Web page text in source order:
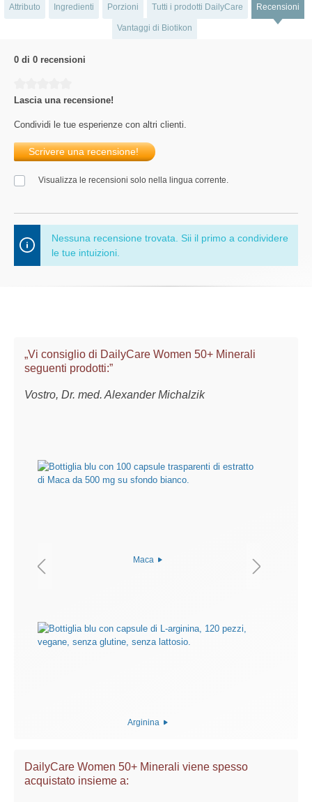
Attributo Ingredienti Porzioni Tutti i prodotti DailyCare Recensioni
Vantaggi di Biotikon
0 di 0 recensioni
Lascia una recensione!
Condividi le tue esperienze con altri clienti.
Scrivere una recensione!
Visualizza le recensioni solo nella lingua corrente.
Nessuna recensione trovata. Sii il primo a condividere
le tue intuizioni.
„Vi consiglio di DailyCare Women 50+ Minerali
seguenti prodotti:”
Vostro, Dr. med. Alexander Michalzik
Maca
Arginina
DailyCare Women 50+ Minerali viene spesso
acquistato insieme a: